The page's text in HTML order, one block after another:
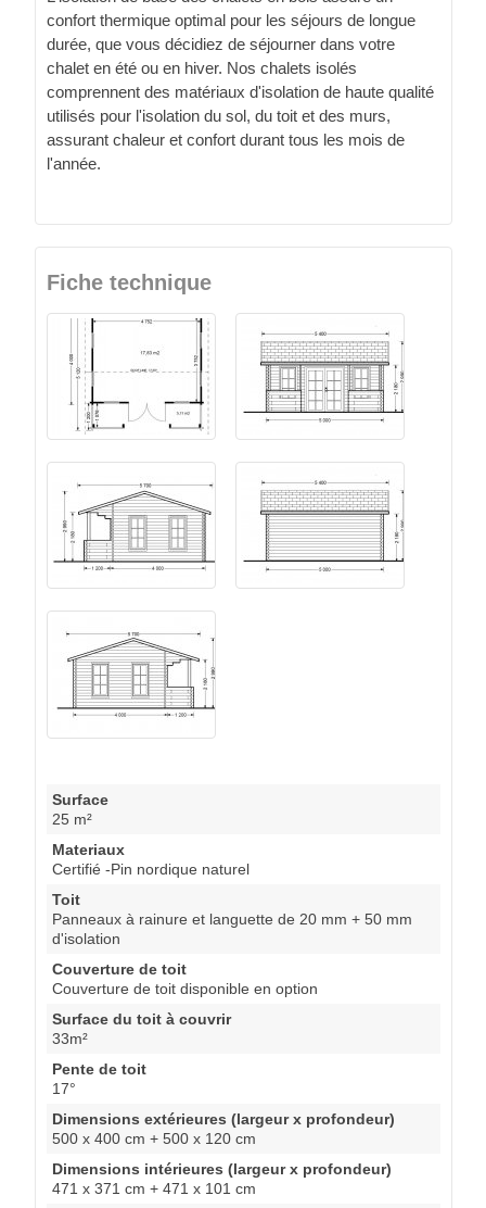
confort thermique optimal pour les séjours de longue
durée, que vous décidiez de séjourner dans votre
chalet en été ou en hiver. Nos chalets isolés
comprennent des matériaux d'isolation de haute qualité
utilisés pour l'isolation du sol, du toit et des murs,
assurant chaleur et confort durant tous les mois de
l'année.
Fiche technique
Surface
25 m²
Materiaux
Certifié -Pin nordique naturel
Toit
Panneaux à rainure et languette de 20 mm + 50 mm
d'isolation
Couverture de toit
Couverture de toit disponible en option
Surface du toit à couvrir
33m²
Pente de toit
17°
Dimensions extérieures (largeur x profondeur)
500 x 400 cm + 500 x 120 cm
Dimensions intérieures (largeur x profondeur)
471 x 371 cm + 471 x 101 cm